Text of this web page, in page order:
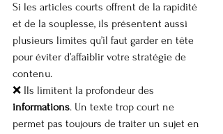
Si les articles courts offrent de la rapidité
et de la souplesse, ils présentent aussi
plusieurs limites qu’il faut garder en tête
pour éviter d’affaiblir votre stratégie de
contenu.
❌ Ils limitent la profondeur des
informations. Un texte trop court ne
permet pas toujours de traiter un sujet en